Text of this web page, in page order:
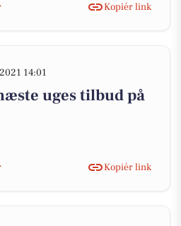
Kopiér link
14:01
uges tilbud på
Kopiér link